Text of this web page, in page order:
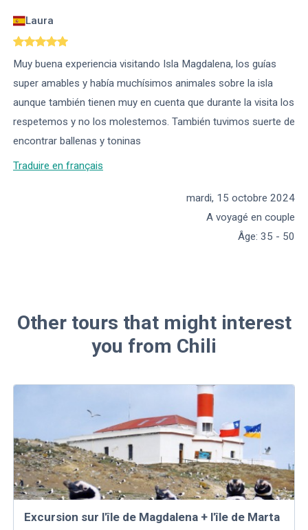
Laura
Muy buena experiencia visitando Isla Magdalena, los guías
super amables y había muchísimos animales sobre la isla
aunque también tienen muy en cuenta que durante la visita los
respetemos y no los molestemos. También tuvimos suerte de
encontrar ballenas y toninas
Traduire en français
mardi, 15 octobre 2024
A voyagé en couple
Âge: 35 - 50
Other tours that might interest
you from Chili
Excursion sur l'île de Magdalena + l'île de Marta